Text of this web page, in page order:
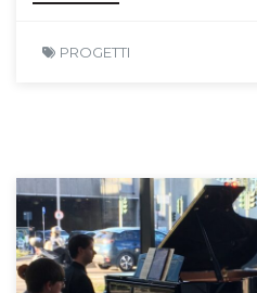
PROGETTI